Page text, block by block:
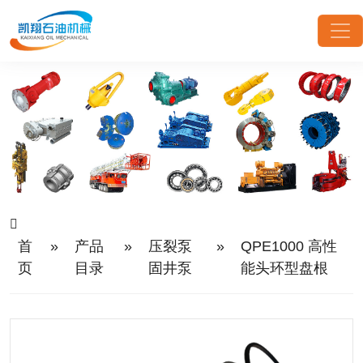
首
页
»
产品
目录
»
压裂泵
固井泵
»
QPE1000 高性
能头环型盘根